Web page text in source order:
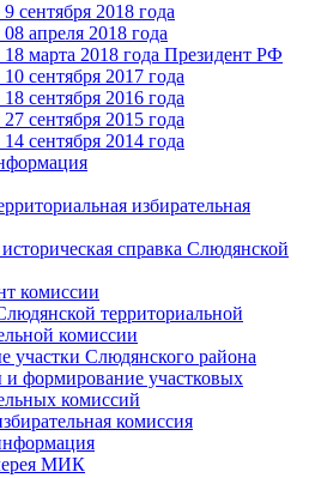
сентября 2018 года
апреля 2018 года
марта 2018 года Президент РФ
сентября 2017 года
сентября 2016 года
сентября 2015 года
сентября 2014 года
избирательная
справка Слюдянской
комиссии
территориальной
комиссии
участки Слюдянского района
и формирование участковых
комиссий
комиссия
МИК